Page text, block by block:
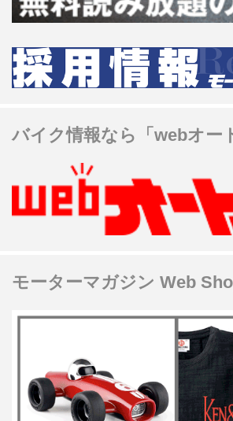
バイク情報なら「webオー
モーターマガジン Web